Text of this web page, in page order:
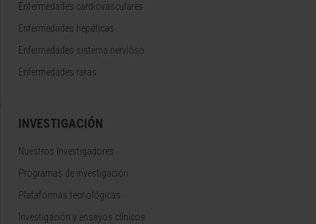
Enfermedades cardiovasculares
Enfermedades hepáticas
Enfermedades sistema nervioso
Enfermedades raras
INVESTIGACIÓN
Nuestros Investigadores
Programas de investigación
Plataformas tecnológicas
Investigación y ensayos clínicos